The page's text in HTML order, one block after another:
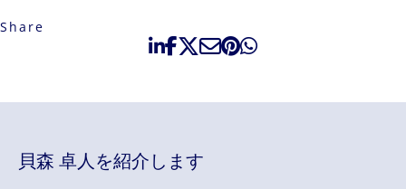
Share
貝森 卓人を紹介します